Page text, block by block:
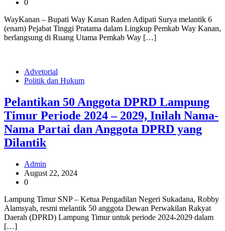
0
WayKanan – Bupati Way Kanan Raden Adipati Surya melantik 6
(enam) Pejabat Tinggi Pratama dalam Lingkup Pemkab Way Kanan,
berlangsung di Ruang Utama Pemkab Way […]
Advetorial
Politik dan Hukum
Pelantikan 50 Anggota DPRD Lampung
Timur Periode 2024 – 2029, Inilah Nama-
Nama Partai dan Anggota DPRD yang
Dilantik
Admin
August 22, 2024
0
Lampung Timur SNP – Ketua Pengadilan Negeri Sukadana, Robby
Alamsyah, resmi melantik 50 anggota Dewan Perwakilan Rakyat
Daerah (DPRD) Lampung Timur untuk periode 2024-2029 dalam
[…]